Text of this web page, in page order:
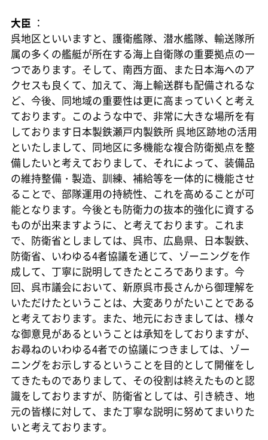
大臣 ：
呉地区といいますと、護衛艦隊、潜水艦隊、輸送隊所
属の多くの艦艇が所在する海上自衛隊の重要拠点の一
つであります。そして、南西方面、また日本海へのア
クセスも良くて、加えて、海上輸送群も配備されるな
ど、今後、同地域の重要性は更に高まっていくと考え
ております。このような中で、非常に大きな場所を有
しております日本製鉄瀬戸内製鉄所 呉地区跡地の活用
といたしまして、同地区に多機能な複合防衛拠点を整
備したいと考えておりまして、それによって、装備品
の維持整備・製造、訓練、補給等を一体的に機能させ
ることで、部隊運用の持続性、これを高めることが可
能となります。今後とも防衛力の抜本的強化に資する
ものが出来ますように、と考えております。これま
で、防衛省としましては、呉市、広島県、日本製鉄、
防衛省、いわゆる4者協議を通じて、ゾーニングを作
成して、丁寧に説明してきたところであります。今
回、呉市議会において、新原呉市長さんから御理解を
いただけたということは、大変ありがたいことである
と考えております。また、地元におきましては、様々
な御意見があるということは承知をしておりますが、
お尋ねのいわゆる4者での協議につきましては、ゾー
ニングをお示しするということを目的として開催をし
てきたものでありまして、その役割は終えたものと認
識をしておりますが、防衛省としては、引き続き、地
元の皆様に対して、また丁寧な説明に努めてまいりた
いと考えております。